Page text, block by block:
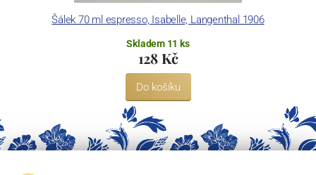
Šálek 70 ml espresso, Isabelle, Langenthal 1906
Skladem 11 ks
128 Kč
Do košíku